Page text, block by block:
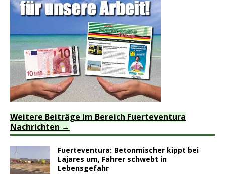
Weitere Beiträge im Bereich Fuerteventura
Nachrichten
Fuerteventura: Betonmischer kippt bei
Lajares um, Fahrer schwebt in
Lebensgefahr